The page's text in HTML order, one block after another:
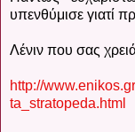
υπενθύμισε γιατί
Λένιν που σας
http://
ta_stratopeda.html